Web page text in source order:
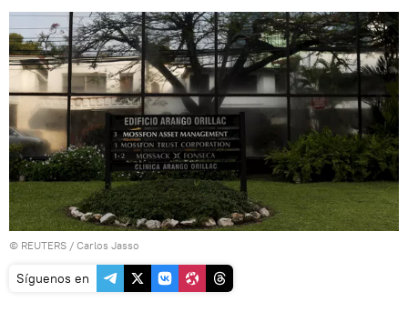
© REUTERS / Carlos Jasso
Síguenos en